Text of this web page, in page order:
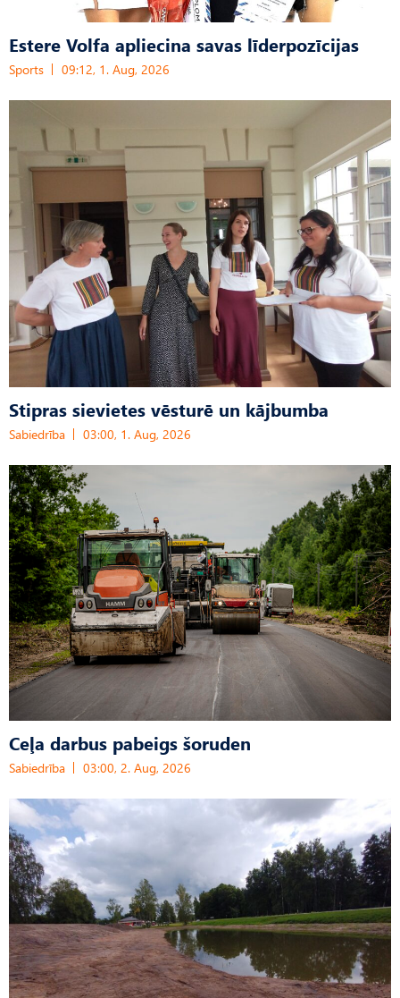
Estere Volfa apliecina savas līderpozīcijas
Sports 09:12, 1. Aug, 2026
Stipras sievietes vēsturē un kājbumba
Sabiedrība 03:00, 1. Aug, 2026
Ceļa darbus pabeigs šoruden
Sabiedrība 03:00, 2. Aug, 2026